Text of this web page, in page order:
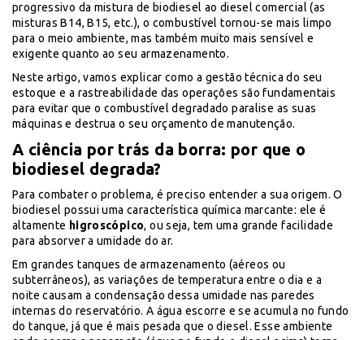
progressivo da mistura de biodiesel ao diesel comercial (as
misturas B14, B15, etc.), o combustível tornou-se mais limpo
para o meio ambiente, mas também muito mais sensível e
exigente quanto ao seu armazenamento.
Neste artigo, vamos explicar como a gestão técnica do seu
estoque e a rastreabilidade das operações são fundamentais
para evitar que o combustível degradado paralise as suas
máquinas e destrua o seu orçamento de manutenção.
A ciência por trás da borra: por que o
biodiesel degrada?
Para combater o problema, é preciso entender a sua origem. O
biodiesel possui uma característica química marcante: ele é
altamente higroscópico, ou seja, tem uma grande facilidade
para absorver a umidade do ar.
Em grandes tanques de armazenamento (aéreos ou
subterrâneos), as variações de temperatura entre o dia e a
noite causam a condensação dessa umidade nas paredes
internas do reservatório. A água escorre e se acumula no fundo
do tanque, já que é mais pesada que o diesel. Esse ambiente